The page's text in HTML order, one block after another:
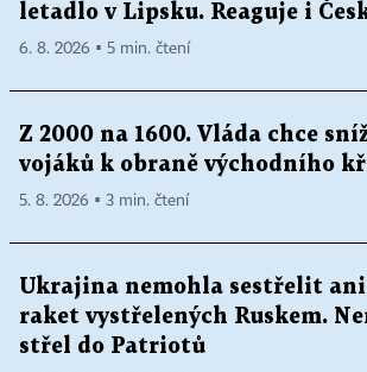
letadlo v Lipsku. Reaguje i
6. 8. 2026 ▪ 5 min. čtení
Z 2000 na 1600. Vláda chce
vojáků k obraně východního
5. 8. 2026 ▪ 3 min. čtení
Ukrajina nemohla sestřelit ani
raket vystřelených Ruskem.
střel do Patriotů